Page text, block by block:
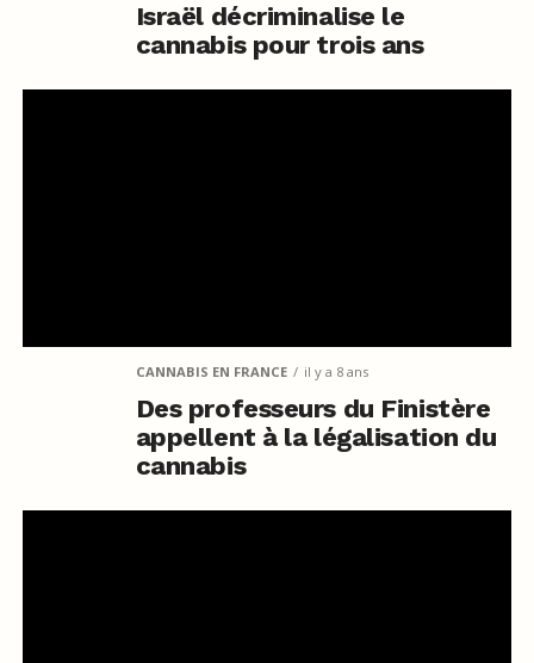
Israël décriminalise le
cannabis pour trois ans
CANNABIS EN FRANCE il y a 8 ans
Des professeurs du Finistère
appellent à la légalisation du
cannabis